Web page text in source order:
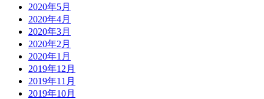
2020年5月
2020年4月
2020年3月
2020年2月
2020年1月
2019年12月
2019年11月
2019年10月